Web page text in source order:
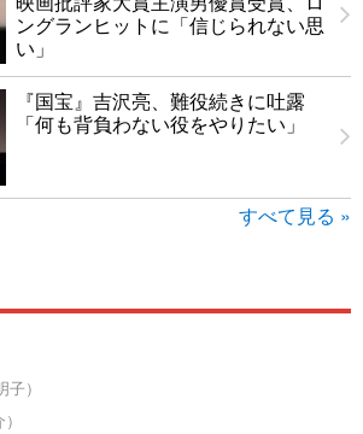
ングランヒットに「信じられない思
い」
『国宝』吉沢亮、難役続きに吐露
「何も背負わない役をやりたい」
すべて見る »
子）